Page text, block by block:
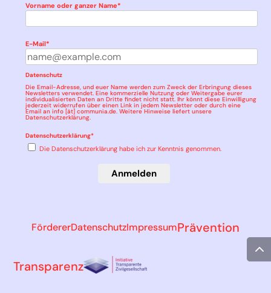
Vorname oder ganzer Name*
E-Mail*
Datenschutz
Die Email-Adresse, und euer Name werden zum Zweck der Erbringung dieses
Newsletters verwendet. Eine kommerzielle Nutzung oder Weitergabe eurer
individualisierten Daten an Dritte findet nicht statt. Ihr könnt diese Einwilligung
jederzeit widerrufen über einen Link in jedem Newsletter oder durch eine
Email an info [ät] communia.de. Weitere Hinweise liefert unsere
Datenschutzerklärung.
Datenschutzerklärung*
Die Datenschutzerklärung habe ich zur Kenntnis genommen.
Anmelden
FördererDatenschutzImpressumPrävention
Transparenz